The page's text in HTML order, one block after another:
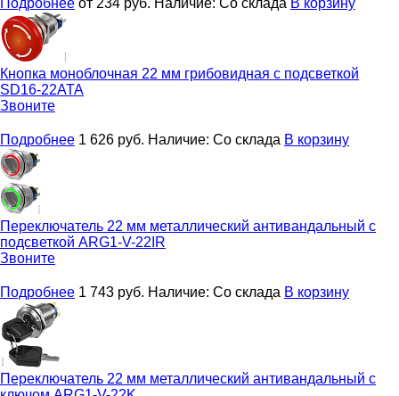
Кнопка моноблочная 22 мм грибовидная с подсветкой
SD16-22ATA
Звоните
Подробнее 1 626 руб. Наличие: Со склада В корзину
Переключатель 22 мм металлический антивандальный с
подсветкой ARG1-V-22IR
Звоните
Подробнее 1 743 руб. Наличие: Со склада В корзину
Переключатель 22 мм металлический антивандальный с